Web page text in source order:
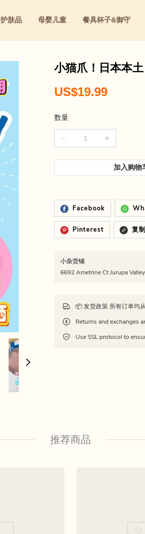
护肤品 母婴儿童 餐具杯子&御守
小猫爪！日本本
US$19.99
数量
加入购物
Facebook
Pinterest 复
小杂货铺
6692 Ametrine Ct Jurupa
Use SSL protocol to
推荐商品